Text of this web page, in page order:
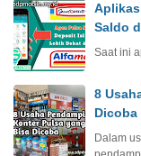
Saldo
Saat ini
8
Dicoba
Dalam